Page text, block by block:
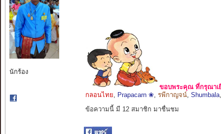
นักร้อง
ขอบพระคุณ ที่กรุณาเ
กลอนไทย, Prapacarn ❀, รพีกาญจน์, Shumbala
ข้อความนี้ มี 12 สมาชิก มาชื่นชม